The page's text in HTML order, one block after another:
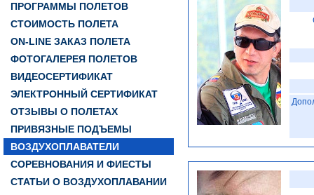
ПРОГРАММЫ ПОЛЕТОВ
СТОИМОСТЬ ПОЛЕТА
ON-LINE ЗАКАЗ ПОЛЕТА
ФОТОГАЛЕРЕЯ ПОЛЕТОВ
ВИДЕОСЕРТИФИКАТ
ЭЛЕКТРОННЫЙ СЕРТИФИКАТ
ОТЗЫВЫ О ПОЛЕТАХ
ПРИВЯЗНЫЕ ПОДЪЕМЫ
ВОЗДУХОПЛАВАТЕЛИ
СОРЕВНОВАНИЯ И ФИЕСТЫ
СТАТЬИ О ВОЗДУХОПЛАВАНИИ